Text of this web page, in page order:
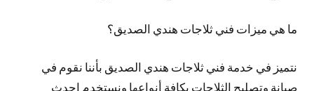
ما هي ميزات فني ثلاجات هندي الصديق؟
نتميز في خدمة فني ثلاجات هندي الصديق بأننا نقوم في
صيانة وتصليح الثلاجات بكافة أنواعها ونستخدم احدث